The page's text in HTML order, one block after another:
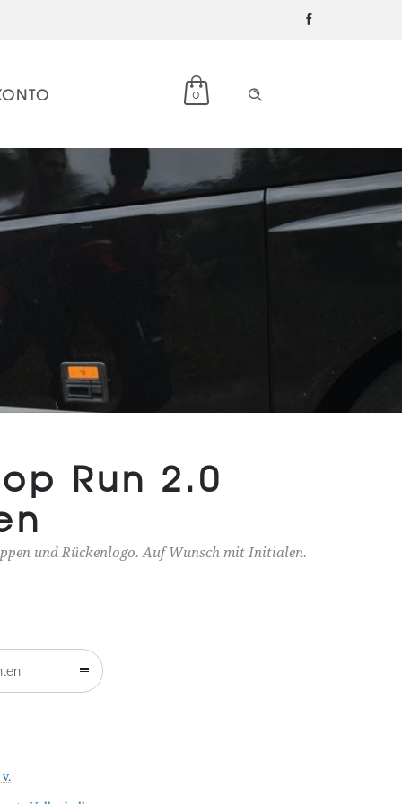
0
Run 2.0
und Rückenlogo. Auf Wunsch mit Initialen.